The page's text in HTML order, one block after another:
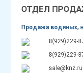
ОТДЕЛ
Продажа водяных,
8(929)229-
8(929)229-
sale@knz.ru